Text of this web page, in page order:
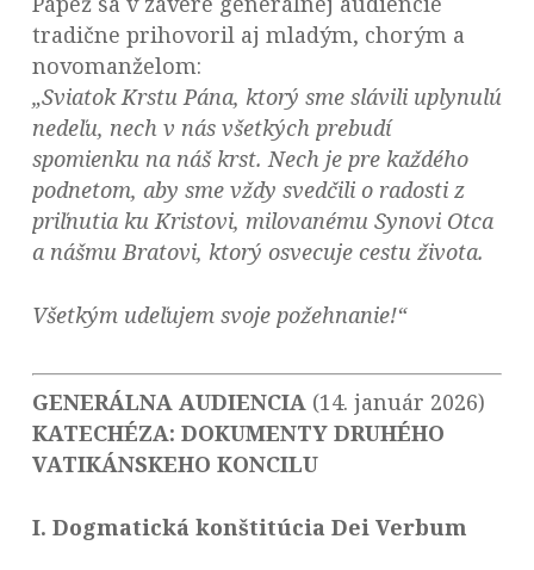
tradične prihovoril aj mladým, chorým a
novomanželom:
„Sviatok Krstu Pána, ktorý sme slávili uplynulú
nedeľu, nech v nás všetkých prebudí
spomienku na náš krst. Nech je pre každého
podnetom, aby sme vždy svedčili o radosti z
priľnutia ku Kristovi, milovanému Synovi Otca
a nášmu Bratovi, ktorý osvecuje cestu života.
Všetkým udeľujem svoje požehnanie!“
GENERÁLNA AUDIENCIA (14. január 2026)
KATECHÉZA: DOKUMENTY DRUHÉHO
VATIKÁNSKEHO KONCILU
I. Dogmatická konštitúcia Dei Verbum